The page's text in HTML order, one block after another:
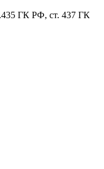
ГК РФ, cт. 437 ГК